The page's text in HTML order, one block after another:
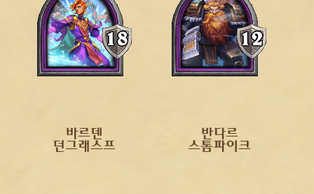
바르덴
던그래스프
반다르
스톰파이크